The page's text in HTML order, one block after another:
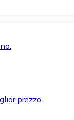
prezzo.